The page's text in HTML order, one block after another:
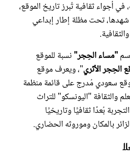
أجواء ثقافية تُبرز تاريخ الموقع،
تحت مظلة إطار إبداعي
"مساء الحِجر" نسبة للموقع
الحِجر الأثري"، ويعرف موقع
سعودي مُدرج على قائمة منظمة
والثقافة "اليونسكو" للتراث
بُعدًا ثقافيًّا وتاريخيًّا
بالمكان وموروثه الحضاري.
مجلة سيدتي
غلاف رفمي